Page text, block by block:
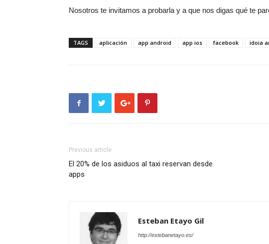
Nosotros te invitamos a probarla y a que nos digas qué te
TAGS aplicación app android app ios facebook idoia
Previous article
El 20% de los asiduos al taxi reservan desde
apps
Esteban Etayo Gil
http://estebanetayo.es/